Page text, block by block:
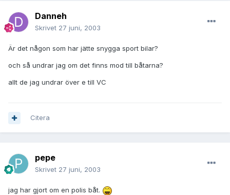
Danneh
Skrivet 27 juni, 2003
Är det någon som har jätte snygga sport bilar?
och så undrar jag om det finns mod till båtarna?
allt de jag undrar över e till VC
Citera
pepe
Skrivet 27 juni, 2003
jag har gjort om en polis båt.